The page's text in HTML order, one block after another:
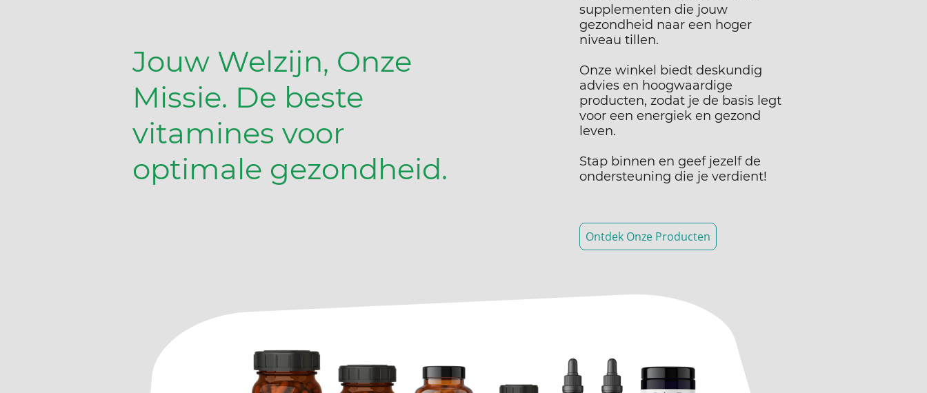
supplementen die jouw
gezondheid naar een hoger
niveau tillen.
Onze winkel biedt deskundig
advies en hoogwaardige
producten, zodat je de basis legt
voor een energiek en gezond
leven.
Stap binnen en geef jezelf de
ondersteuning die je verdient!
Jouw Welzijn, Onze
Missie. De beste
vitamines voor
optimale gezondheid.
Ontdek Onze Producten